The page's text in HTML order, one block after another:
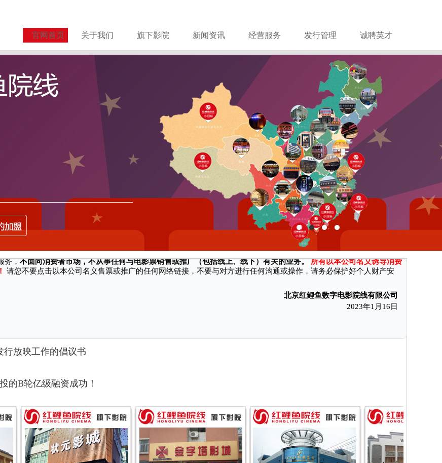
官网首页 关于我们 旗下影院 新闻资讯 经营服务 发行管理 诚聘英才
关于谨防诈骗的严正声明
等渠道冒充本公司名义、对外销售电影票并承诺奖励、实施诈骗行为，消费者付款后无法获得电影票和奖励、遭受财产损失。现本公司特向
务，不面向消费者市场，不从事任何与电影票销售或推广（包括线上、线下）有关的业务。 所有以本公司名义诱导消费
请您不要点击以本公司名义售票或推广的任何网络链接，不要与对方进行任何沟通或操作，请务必保护好个人财产安
2023年1月16日
行放映工作的倡议书
的B轮亿级融资成功！